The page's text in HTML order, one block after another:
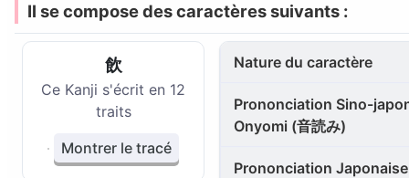
Il se compose des caractères suivants :
飲
Ce Kanji s'écrit en 12
traits
Montrer le tracé
Nature du caractère
Prononciation Sino-
Onyomi (音読み)
Prononciation